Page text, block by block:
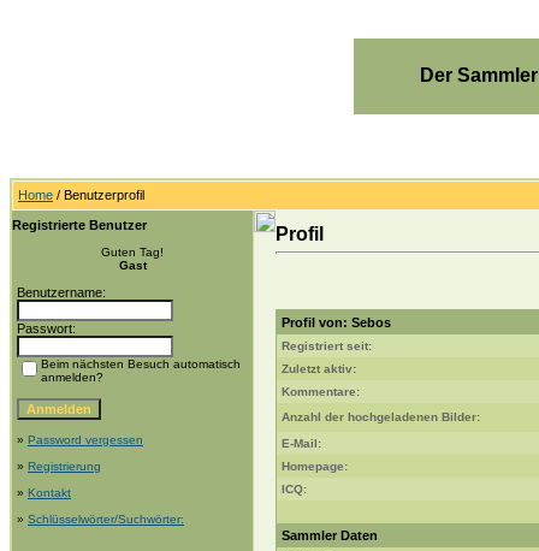
Der
Home / Benutzerprofil
Registrierte Benutzer
Guten Tag!
Gast
Benutzername:
Passwort:
Beim nächsten Besuch automatisch
anmelden?
» Password vergessen
» Registrierung
» Kontakt
» Schlüsselwörter/Suchwörter:
Profil
Profil von: Sebos
Registriert seit:
Zuletzt aktiv:
Kommentare:
Anzahl der hochgeladenen Bilder:
E-Mail:
Homepage:
ICQ:
Sammler Daten